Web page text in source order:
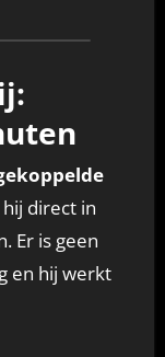
direct in
Er is geen
en hij werkt